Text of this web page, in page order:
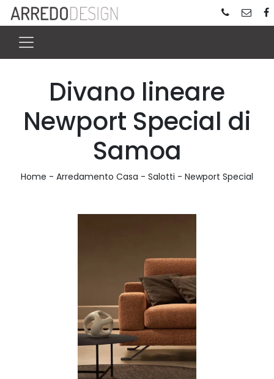
Divano lineare
Newport Special di
Samoa
Home - Arredamento Casa - Salotti - Newport Special